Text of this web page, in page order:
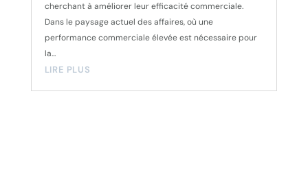
cherchant à améliorer leur efficacité commerciale.
Dans le paysage actuel des affaires, où une
performance commerciale élevée est nécessaire pour
la...
LIRE PLUS